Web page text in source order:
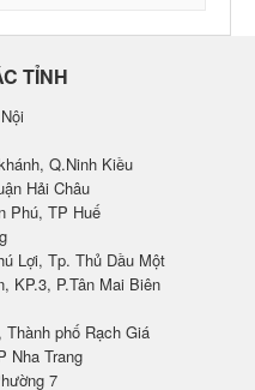
TỈNH
Q.Ninh Kiều
Hải Châu
Phú, TP Huế
Lợi, Tp. Thủ Dầu Một
KP.3, P.Tân Mai Biên
Thành phố Rạch Giá
Nha Trang
7